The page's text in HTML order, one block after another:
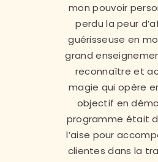
mon pouvoir
perdu la peur
guérisseuse en
grand
reconnaître et
magie qui opère
objectif en
programme était
l’aise pour
clientes dans la